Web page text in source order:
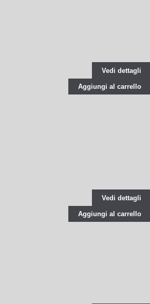
Vedi dettagli
Aggiungi al carrello
Vedi dettagli
Aggiungi al carrello